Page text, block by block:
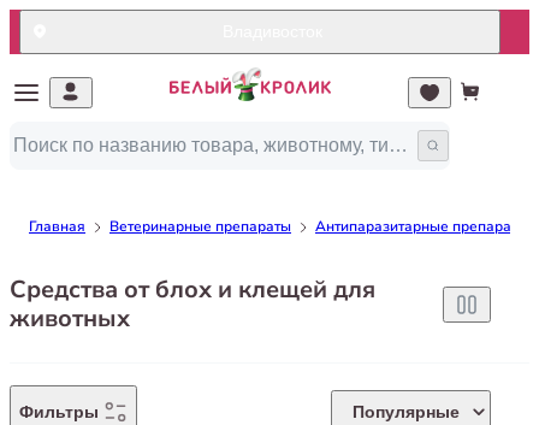
Главная Ветеринарные препараты Антипаразитарные препараты
Средства от блох и клещей для
животных
Фильтры Популярные